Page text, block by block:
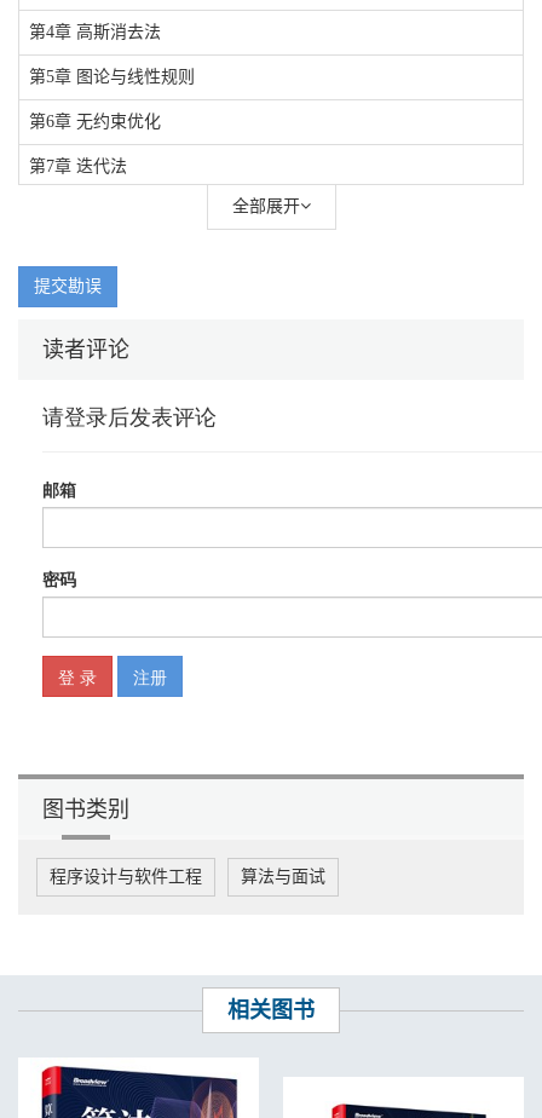
第4章 高斯消去法
第5章 图论与线性规则
第6章 无约束优化
第7章 迭代法
全部展开
提交勘误
读者评论
图书类别
程序设计与软件工程 算法与面试
相关图书